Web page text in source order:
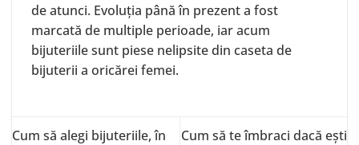
de atunci. Evoluția până în prezent a fost
marcată de multiple perioade, iar acum
bijuteriile sunt piese nelipsite din caseta de
bijuterii a oricărei femei.
Cum să alegi bijuteriile, în
Cum să te îmbraci dacă ești